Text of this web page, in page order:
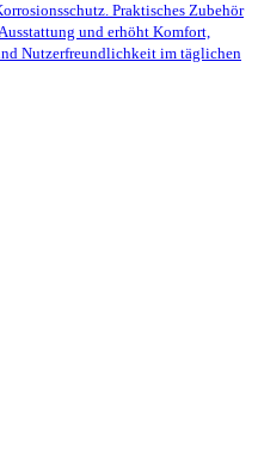
Praktisches Zubehör
und erhöht Komfort,
Nutzerfreundlichkeit im täglichen